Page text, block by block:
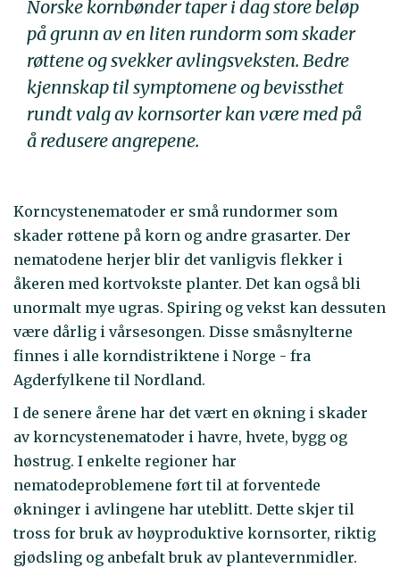
Norske kornbønder taper i dag store beløp
på grunn av en liten rundorm som skader
røttene og svekker avlingsveksten. Bedre
kjennskap til symptomene og bevissthet
rundt valg av kornsorter kan være med på
å redusere angrepene.
Korncystenematoder er små rundormer som
skader røttene på korn og andre grasarter. Der
nematodene herjer blir det vanligvis flekker i
åkeren med kortvokste planter. Det kan også bli
unormalt mye ugras. Spiring og vekst kan dessuten
være dårlig i vårsesongen. Disse småsnylterne
finnes i alle korndistriktene i Norge - fra
Agderfylkene til Nordland.
I de senere årene har det vært en økning i skader
av korncystenematoder i havre, hvete, bygg og
høstrug. I enkelte regioner har
nematodeproblemene ført til at forventede
økninger i avlingene har uteblitt. Dette skjer til
tross for bruk av høyproduktive kornsorter, riktig
gjødsling og anbefalt bruk av plantevernmidler.